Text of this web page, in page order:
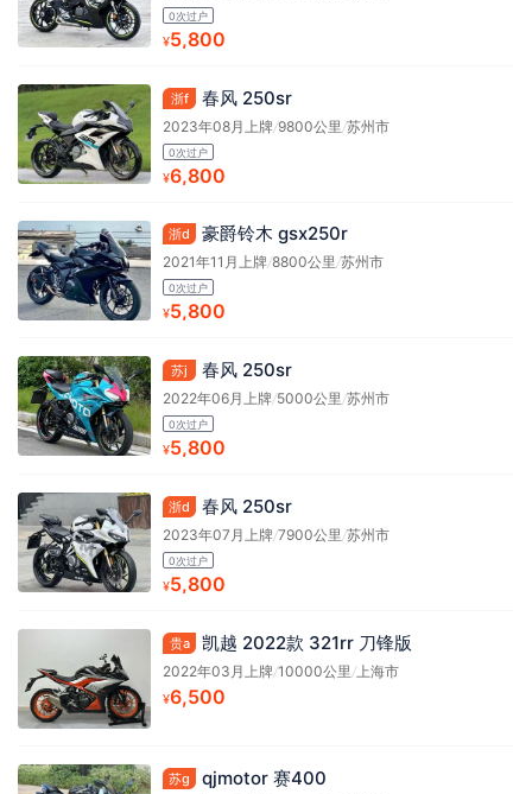
0次过户
¥5,800
浙f 春风 250sr
2023年08月上牌/9800公里 /苏州市
0次过户
¥6,800
浙d 豪爵铃木 gsx250r
2021年11月上牌/8800公里/苏州市
0次过户
¥5,800
苏j 春风 250sr
2022年06月上牌/5000公里/苏州市
0次过户
¥5,800
浙d 春风 250sr
2023年07月上牌/7900公里/苏州市
0次过户
¥5,800
贵a 凯越 2022款 321rr 刀锋版
2022年03月上牌/10000公里/上海市
¥6,500
苏g qjmotor 赛400